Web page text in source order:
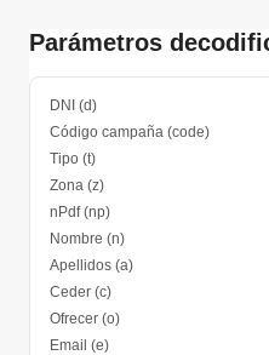
Parámetros
DNI (d)
Código campaña (code)
Tipo (t)
Zona (z)
nPdf (np)
Nombre (n)
Apellidos (a)
Ceder (c)
Ofrecer (o)
Email (e)